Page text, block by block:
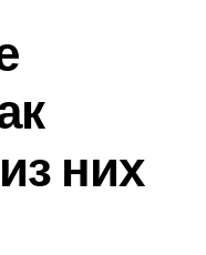
них